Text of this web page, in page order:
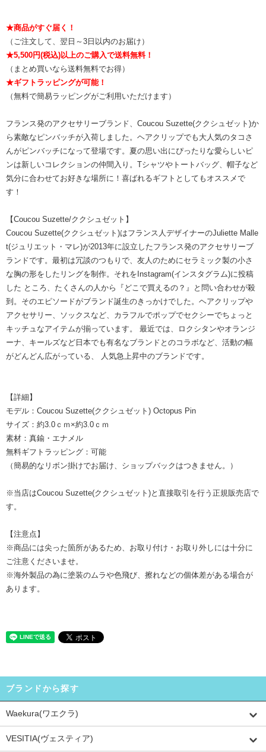
★商品がすぐ届く！
（ご注文して、翌日～3日以内のお届け）
★5,500円(税込)以上のご購入で送料無料！
（まとめ買いなら送料無料でお得）
★ギフトラッピングが可能！
（無料で簡易ラッピングがご利用いただけます）
フランス発のアクセサリーブランド、Coucou Suzette(ククシュゼット)か
ら素敵なピンバッチが入荷しました。ヘアクリップでも大人気のタコさ
んがピンバッチになって登場です。夏の思い出にぴったりな愛らしいピ
ンは新しいコレクションの仲間入り。Tシャツやトートバッグ、帽子など
気分に合わせてお好きな場所に！喜ばれるギフトとしてもオススメで
す！
【Coucou Suzette/ククシュゼット】
Coucou Suzette(ククシュゼット)はフランス人デザイナーのJuliette Malle
t(ジュリエット・マレ)が2013年に設立したフランス発のアクセサリーブ
ランドです。最初は冗談のつもりで、友人のためにセラミック製の小さ
な胸の形をしたリングを制作。それをInstagram(インスタグラム)に投稿
した ところ、たくさんの人から『どこで買えるの？』と問い合わせが殺
到。そのエピソードがブランド誕生のきっかけでした。ヘアクリップや
アクセサリー、ソックスなど、カラフルでポップでセクシーでちょっと
キッチュなアイテムが揃っています。 最近では、ロクシタンやオランジ
ーナ、キールズなど日本でも有名なブランドとのコラボなど、活動の幅
がどんどん広がっている、 人気急上昇中のブランドです。
【詳細】
モデル：Coucou Suzette(ククシュゼット) Octopus Pin
サイズ：約3.0ｃｍ×約3.0ｃｍ
素材：真鍮・エナメル
無料ギフトラッピング：可能
（簡易的なリボン掛けでお届け、ショップバックはつきません。）
※当店はCoucou Suzette(ククシュゼット)と直接取引を行う正規販売店で
す。
【注意点】
※商品には尖った箇所があるため、お取り付け・お取り外しには十分に
ご注意くださいませ。
※海外製品の為に塗装のムラや色飛び、擦れなどの個体差がある場合が
あります。
ブランドから探す
Waekura(ワエクラ)
VESITIA(ヴェスティア)